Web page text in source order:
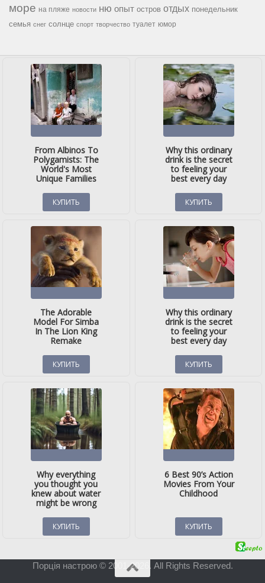
море на пляже новости ню опыт остров отдых понедельник
семья снег солнце спорт творчество туалет юмор
Порція настрою © 2001-2026. All Rights Reserved.